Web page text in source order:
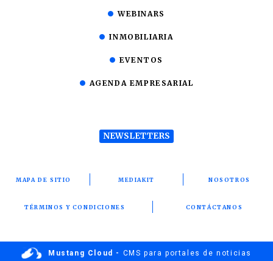
WEBINARS
INMOBILIARIA
EVENTOS
AGENDA EMPRESARIAL
NEWSLETTERS
MAPA DE SITIO MEDIAKIT NOSOTROS
TÉRMINOS Y CONDICIONES CONTÁCTANOS
Mustang Cloud - CMS para portales de noticias